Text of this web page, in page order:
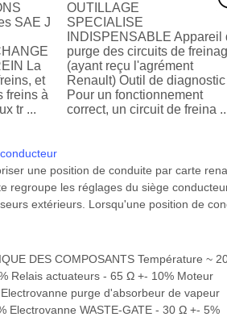
SAE J
La
et
freins à
tr ...
OUTILLAGE
SPECIALISE
INDISPENSABLE Appareil
purge des circuits de
(ayant reçu l'agrément
Renault) Outil de diagnostic
Pour un fonctionnement
correct, un circuit de freina
une position de conduite par carte
regroupe les réglages du siège
extérieurs. Lorsqu'une position de
DES COMPOSANTS Température ~
Relais actuateurs - 65 Ω +- 10% Moteur
purge d'absorbeur de vapeur
Electrovanne WASTE-GATE - 30 Ω +- 5%